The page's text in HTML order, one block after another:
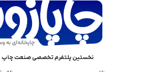
نخستین پلتفرم تخصصی صنعت چاپ